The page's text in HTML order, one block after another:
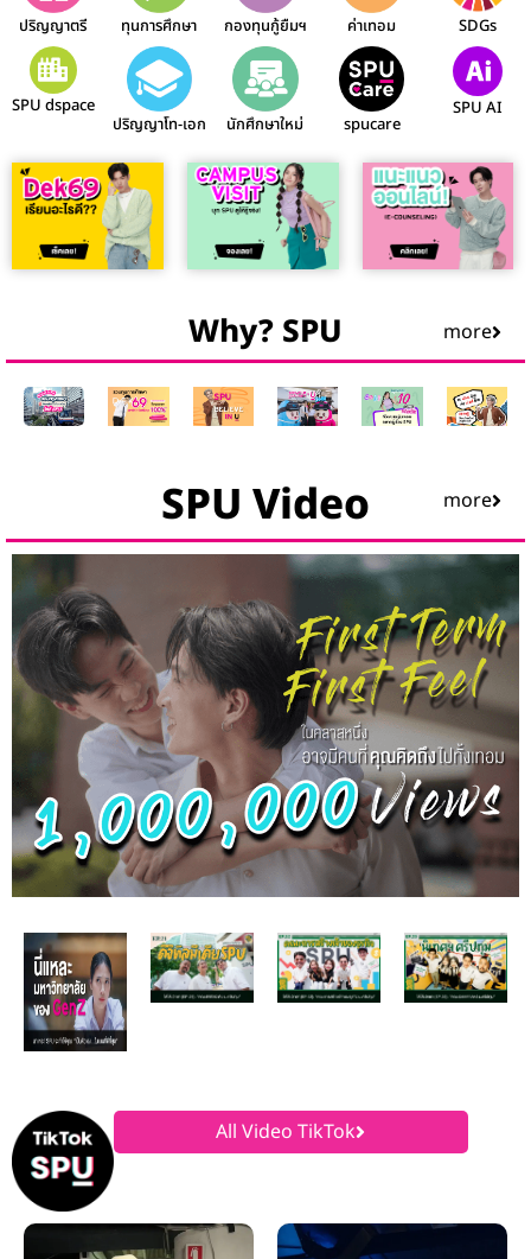
ปริญญาตรี ค่าเทอม
ทุนการศึกษา กองทุนกู้ยืมฯ
นักศึกษาใหม่
SPU dspace
ปริญญาโท-เอก
spucare
SPU AI
SDGs
Why? SPU more
SPU Video more
All Video TikTok